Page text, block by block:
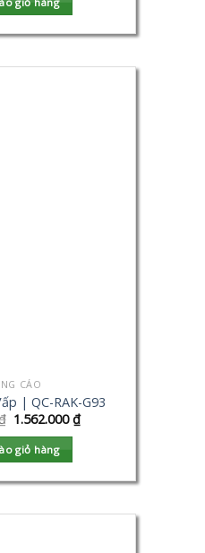
CÁO
| QC-RAK-G93
1.562.000₫
giỏ hàng